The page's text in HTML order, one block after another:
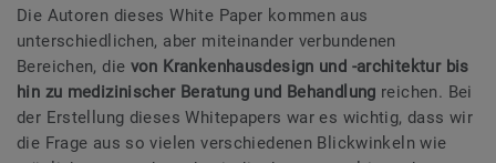
Die Autoren dieses White Paper kommen aus
unterschiedlichen, aber miteinander verbundenen
Bereichen, die von Krankenhausdesign und -architektur bis
hin zu medizinischer Beratung und Behandlung reichen. Bei
der Erstellung dieses Whitepapers war es wichtig, dass wir
die Frage aus so vielen verschiedenen Blickwinkeln wie